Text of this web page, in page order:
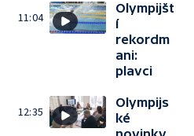
11:04
Olympijšt
í
rekordm
ani:
plavci
12:35
Olympijs
ké